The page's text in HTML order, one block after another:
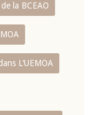
la BCEAO
L‘UEMOA